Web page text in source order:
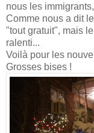
nous les
Comme nous a dit
"tout gratuit", mais
ralenti...
Voilà pour les
Grosses bises !